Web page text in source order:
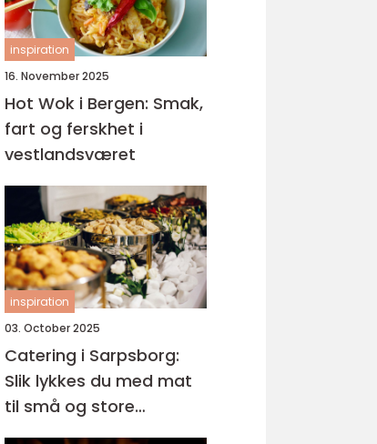
inspiration
16. November 2025
Hot Wok i Bergen: Smak,
fart og ferskhet i
vestlandsværet
inspiration
03. October 2025
Catering i Sarpsborg:
Slik lykkes du med mat
til små og store
anledninger